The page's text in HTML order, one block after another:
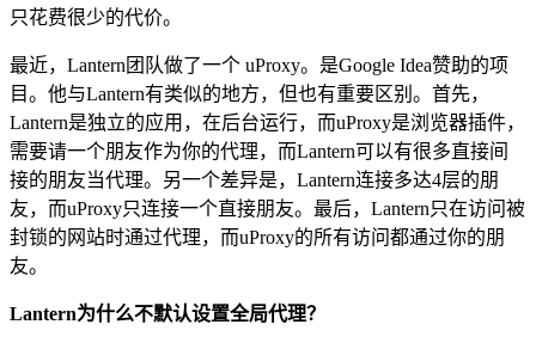
只花费很少的代价。
最近，Lantern团队做了一个 uProxy。是Google Idea赞助的项
目。他与Lantern有类似的地方，但也有重要区别。首先，
Lantern是独立的应用，在后台运行，而uProxy是浏览器插件，
需要请一个朋友作为你的代理，而Lantern可以有很多直接间
接的朋友当代理。另一个差异是，Lantern连接多达4层的朋
友，而uProxy只连接一个直接朋友。最后，Lantern只在访问被
封锁的网站时通过代理，而uProxy的所有访问都通过你的朋
友。
Lantern为什么不默认设置全局代理？